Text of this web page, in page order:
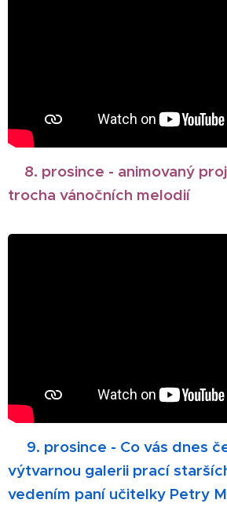
8. prosince - animovaný
trocha vánočních melodií
9. prosince - Co vás dnes
výtvarnou galerii prací
vedením paní učitelky Petry